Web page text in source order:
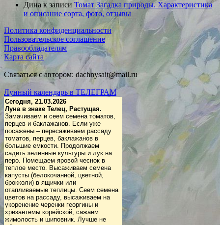
Дина к записи Томат Загадка природы. Характеристика
и описание сорта, фото, отзывы
Политика конфиденциальности
Пользовательское соглашение
Правообладателям
Карта сайта
Связаться с автором: dachnysait@mail.ru
Лунный календарь в ТЕЛЕГРАМ
Сегодня, 21.03.2026
Луна в знаке Телец, Растущая.
Замачиваем и сеем семена томатов,
перцев и баклажанов. Если уже
посажены – пересаживаем рассаду
томатов, перцев, баклажанов в
большие емкости. Продолжаем
садить зеленные культуры и лук на
перо. Помещаем яровой чеснок в
теплое место. Высаживаем семена
капусты (белокочанной, цветной,
брокколи) в ящички или
отапливаемые теплицы. Сеем семена
цветов на рассаду, высаживаем на
укоренение черенки георгины и
хризантемы корейской, сажаем
жимолость и шиповник. Лучше не